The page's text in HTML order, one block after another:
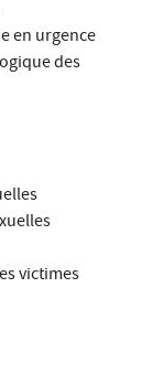
en urgence
des
victimes